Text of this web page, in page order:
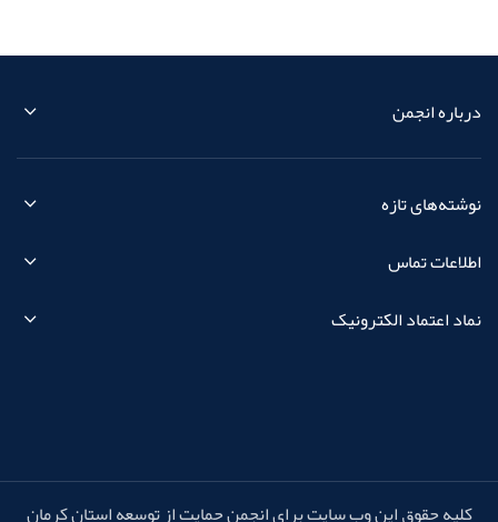
درباره انجمن
نوشته‌های تازه
اطلاعات تماس
نماد اعتماد الکترونیک
کلیه حقوق این وب سایت برای انجمن حمایت از توسعه استان کرمان